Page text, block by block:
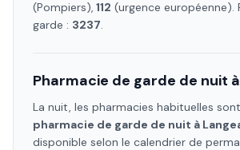
(Pompiers), 112 (urgence européenne).
garde : 3237.
Pharmacie de garde de nuit à
La nuit, les pharmacies habituelles
pharmacie de garde de nuit à
disponible selon le calendrier de